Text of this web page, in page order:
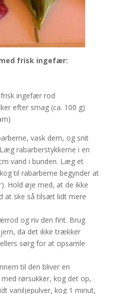
frisk ingefær:
ingefær rod
efter smag (ca. 100 g)
vask dem, og snit
rabarberstykkerne i en
vand i bunden. Læg et
til rabarberne begynder at
Hold øje med, at de ikke
at ske så tilsæt lidt mere
og riv den fint. Brug
da det ikke trækker
sørg for at opsamle
til den bliver en
rørsukker, kog det op,
vaniljepulver, kog 1 minut,